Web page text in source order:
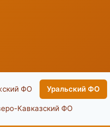
ФО Уральский ФО
Кавказский ФО